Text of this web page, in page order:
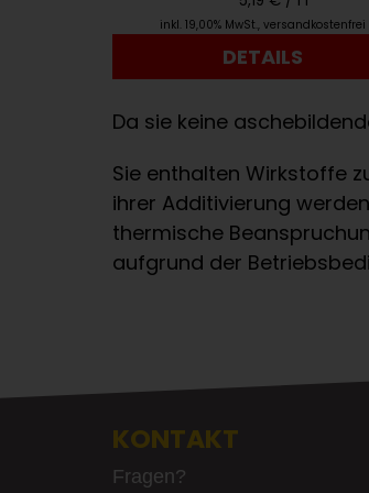
inkl. 19,00% MwSt. ,versandkostenfrei
DETAILS
Da sie keine
Sie enthalten Wirkstoffe
ihrer Additivierung
thermische
aufgrund der
KONTAKT
Fragen?